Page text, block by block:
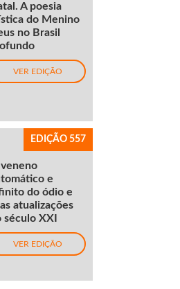
A poesia
do Menino
no Brasil
VER EDIÇÃO
EDIÇÃO 557
e
do ódio e
atualizações
século XXI
VER EDIÇÃO